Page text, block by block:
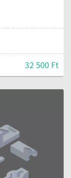
32 500 Ft